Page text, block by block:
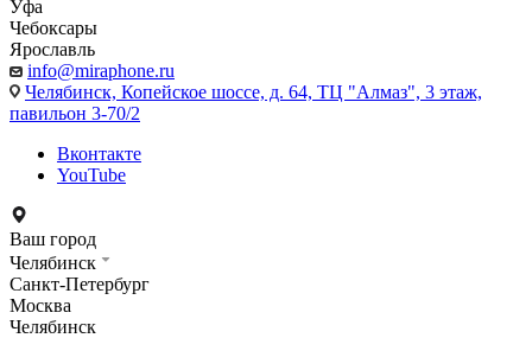
Уфа
Чебоксары
Ярославль
info@miraphone.ru
Челябинск, Копейское шоссе, д. 64, ТЦ "Алмаз", 3 этаж,
павильон 3-70/2
Вконтакте
YouTube
Ваш город
Челябинск
Санкт-Петербург
Москва
Челябинск